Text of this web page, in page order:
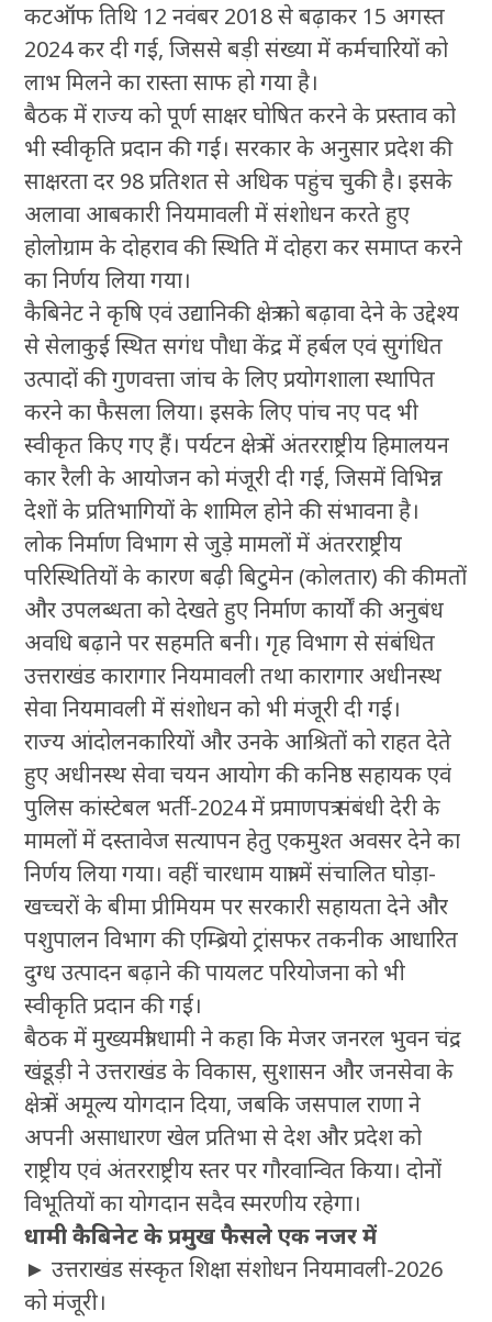
कटऑफ तिथि 12 नवंबर 2018 से बढ़ाकर 15 अगस्त
2024 कर दी गई, जिससे बड़ी संख्या में कर्मचारियों को
लाभ मिलने का रास्ता साफ हो गया है।
बैठक में राज्य को पूर्ण साक्षर घोषित करने के प्रस्ताव को
भी स्वीकृति प्रदान की गई। सरकार के अनुसार प्रदेश की
साक्षरता दर 98 प्रतिशत से अधिक पहुंच चुकी है। इसके
अलावा आबकारी नियमावली में संशोधन करते हुए
होलोग्राम के दोहराव की स्थिति में दोहरा कर समाप्त करने
का निर्णय लिया गया।
कैबिनेट ने कृषि एवं उद्यानिकी क्षेत्र को बढ़ावा देने के उद्देश्य
से सेलाकुई स्थित सगंध पौधा केंद्र में हर्बल एवं सुगंधित
उत्पादों की गुणवत्ता जांच के लिए प्रयोगशाला स्थापित
करने का फैसला लिया। इसके लिए पांच नए पद भी
स्वीकृत किए गए हैं। पर्यटन क्षेत्र में अंतरराष्ट्रीय हिमालयन
कार रैली के आयोजन को मंजूरी दी गई, जिसमें विभिन्न
देशों के प्रतिभागियों के शामिल होने की संभावना है।
लोक निर्माण विभाग से जुड़े मामलों में अंतरराष्ट्रीय
परिस्थितियों के कारण बढ़ी बिटुमेन (कोलतार) की कीमतों
और उपलब्धता को देखते हुए निर्माण कार्यों की अनुबंध
अवधि बढ़ाने पर सहमति बनी। गृह विभाग से संबंधित
उत्तराखंड कारागार नियमावली तथा कारागार अधीनस्थ
सेवा नियमावली में संशोधन को भी मंजूरी दी गई।
राज्य आंदोलनकारियों और उनके आश्रितों को राहत देते
हुए अधीनस्थ सेवा चयन आयोग की कनिष्ठ सहायक एवं
पुलिस कांस्टेबल भर्ती-2024 में प्रमाणपत्र संबंधी देरी के
मामलों में दस्तावेज सत्यापन हेतु एकमुश्त अवसर देने का
निर्णय लिया गया। वहीं चारधाम यात्रा में संचालित घोड़ा-
खच्चरों के बीमा प्रीमियम पर सरकारी सहायता देने और
पशुपालन विभाग की एम्ब्रियो ट्रांसफर तकनीक आधारित
दुग्ध उत्पादन बढ़ाने की पायलट परियोजना को भी
स्वीकृति प्रदान की गई।
बैठक में मुख्यमंत्री धामी ने कहा कि मेजर जनरल भुवन चंद्र
खंडूड़ी ने उत्तराखंड के विकास, सुशासन और जनसेवा के
क्षेत्र में अमूल्य योगदान दिया, जबकि जसपाल राणा ने
अपनी असाधारण खेल प्रतिभा से देश और प्रदेश को
राष्ट्रीय एवं अंतरराष्ट्रीय स्तर पर गौरवान्वित किया। दोनों
विभूतियों का योगदान सदैव स्मरणीय रहेगा।
धामी कैबिनेट के प्रमुख फैसले एक नजर में
► उत्तराखंड संस्कृत शिक्षा संशोधन नियमावली-2026
को मंजूरी।